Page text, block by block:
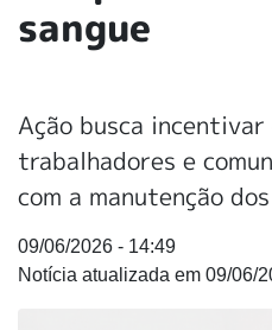
sangue
Ação busca
trabalhadores e
com a manutenção
09/06/2026 - 14:49
09/06/